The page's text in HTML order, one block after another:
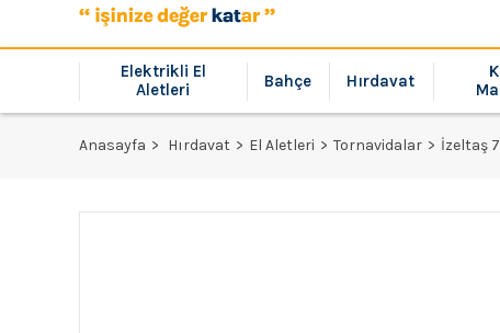
Elektrikli El
Aletleri
Bahçe Hırdavat
Anasayfa Hırdavat El Aletleri Tornavidalar İzeltaş